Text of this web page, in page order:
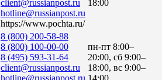
client@russianpost.ru
hotline@russianpost.ru
https://www.pochta.ru/
18:00
8 (800) 200-58-88
8 (800) 100-00-00
8 (495) 593-31-64
client@russianpost.ru
hotline@russianpost.ru
пн-пт 8:00–
20:00, сб 9:00–
18:00, вс 9:00–
14:00